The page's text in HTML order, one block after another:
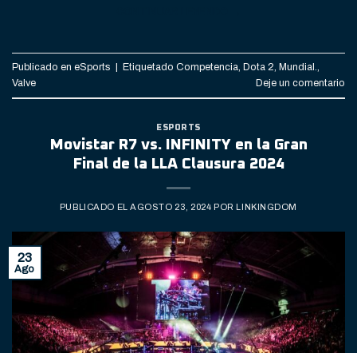
Publicado en eSports | Etiquetado Competencia, Dota 2, Mundial.,
Valve
Deje un comentario
ESPORTS
Movistar R7 vs. INFINITY en la Gran
Final de la LLA Clausura 2024
PUBLICADO ELAGOSTO 23, 2024 POR LINKINGDOM
23
Ago